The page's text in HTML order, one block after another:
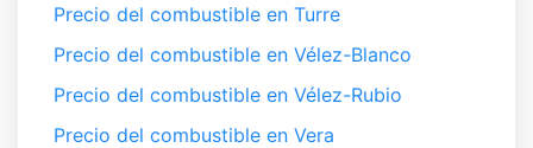
Precio del combustible en Turre
Precio del combustible en Vélez-Blanco
Precio del combustible en Vélez-Rubio
Precio del combustible en Vera